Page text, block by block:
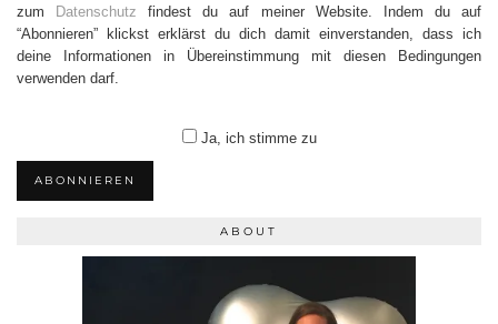
zum
Datenschutz findest du auf meiner Website. Indem du auf
“Abonnieren” klickst erklärst du dich damit einverstanden, dass ich
deine Informationen in Übereinstimmung mit diesen Bedingungen
verwenden darf.
Ja, ich stimme zu
ABONNIEREN
ABOUT